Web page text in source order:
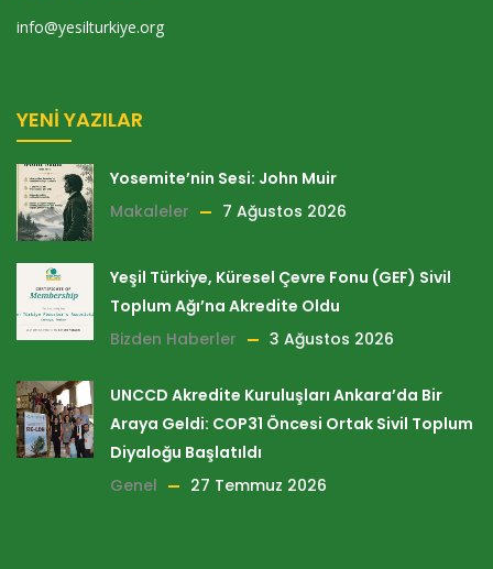
info@yesilturkiye.org
YENI YAZILAR
Yosemite’nin Sesi: John Muir
Makaleler
7 Ağustos 2026
Yeşil Türkiye, Küresel Çevre Fonu (GEF) Sivil
Toplum Ağı’na Akredite Oldu
Bizden Haberler
3 Ağustos 2026
UNCCD Akredite Kuruluşları Ankara’da Bir
Araya Geldi: COP31 Öncesi Ortak Sivil Toplum
Diyaloğu Başlatıldı
Genel
27 Temmuz 2026